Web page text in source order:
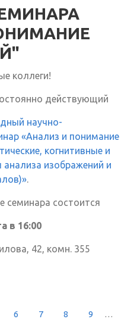
коллеги!
действующий
научно-
«Анализ и понимание
когнитивные и
изображений и
.
семинара состоится
в 16:00
42, комн. 355
6 7 8 9 …